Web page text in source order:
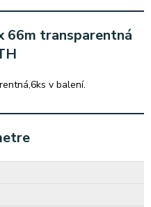
66m transparentná
v balení.